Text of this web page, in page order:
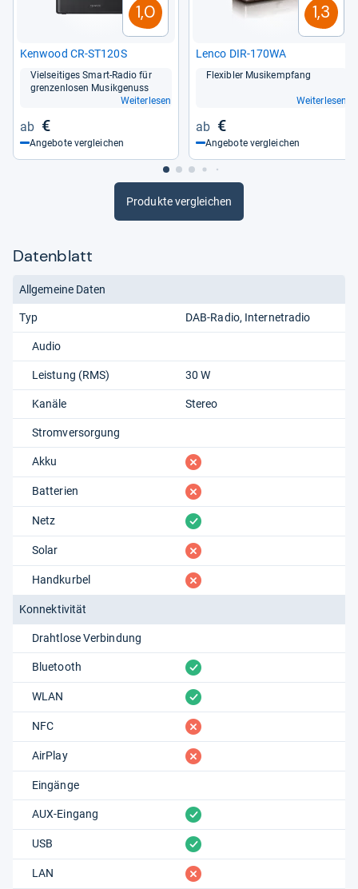
1,0
Ken­wood CR-​ST120S
Viel­sei­ti­ges Smart-​Radio für
gren­zen­lo­sen Musik­ge­nuss
Weiterlesen
€
Angebote vergleichen
1,3
Lenco DIR-​170WA
Fle­xibler Musik­emp­fang
Weiterlesen
€
Angebote vergleichen
Produkte vergleichen
Datenblatt
Allgemeine Daten
Typ DAB-Radio Internetradio
Audio
Leistung (RMS) 30 W
Kanäle Stereo
Stromversorgung
Akku fehlt
Batterien fehlt
Netz vorhanden
Solar fehlt
Handkurbel fehlt
Konnektivität
Drahtlose Verbindung
Bluetooth vorhanden
WLAN vorhanden
NFC fehlt
AirPlay fehlt
Eingänge
AUX-Eingang vorhanden
USB vorhanden
LAN fehlt